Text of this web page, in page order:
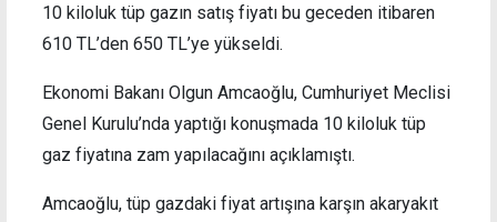
10 kiloluk tüp gazın satış fiyatı bu geceden itibaren
610 TL’den 650 TL’ye yükseldi.
Ekonomi Bakanı Olgun Amcaoğlu, Cumhuriyet Meclisi
Genel Kurulu’nda yaptığı konuşmada 10 kiloluk tüp
gaz fiyatına zam yapılacağını açıklamıştı.
Amcaoğlu, tüp gazdaki fiyat artışına karşın akaryakıt